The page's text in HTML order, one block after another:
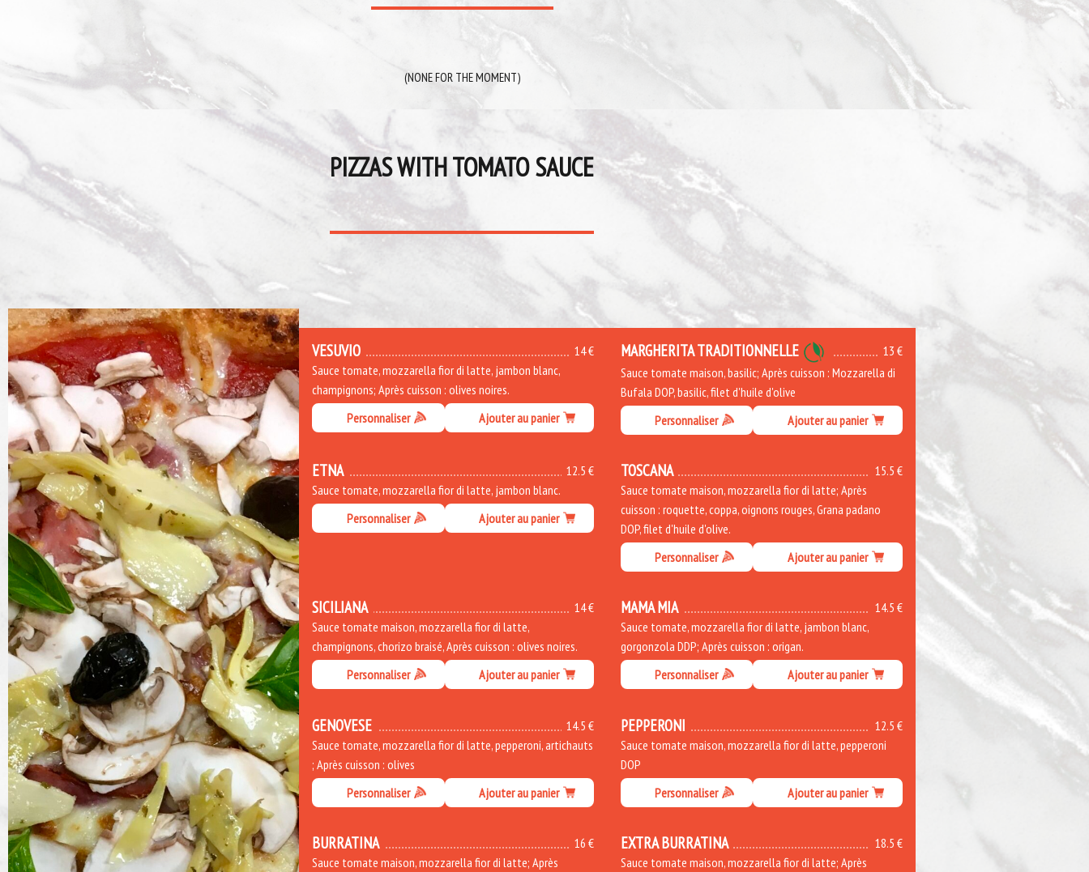
(NONE FOR THE MOMENT)
PIZZAS WITH TOMATO SAUCE
14 €
VESUVIO
Sauce tomate, mozzarella fior di latte, jambon blanc,
champignons; Après cuisson : olives noires.
Personnaliser
Ajouter au panier
13 €
MARGHERITA TRADITIONNELLE
Sauce tomate maison, basilic; Après cuisson : Mozzarella di
Bufala DOP, basilic, filet d'huile d'olive
Personnaliser
Ajouter au panier
12.5 €
ETNA
Sauce tomate, mozzarella fior di latte, jambon blanc.
Personnaliser
Ajouter au panier
15.5 €
TOSCANA
Sauce tomate maison, mozzarella fior di latte; Après
cuisson : roquette, coppa, oignons rouges, Grana padano
DOP, filet d'huile d'olive.
Personnaliser
Ajouter au panier
14 €
SICILIANA
Sauce tomate maison, mozzarella fior di latte,
champignons, chorizo braisé, Après cuisson : olives noires.
Personnaliser
Ajouter au panier
14.5 €
MAMA MIA
Sauce tomate, mozzarella fior di latte, jambon blanc,
gorgonzola DDP; Après cuisson : origan.
Personnaliser
Ajouter au panier
14.5 €
GENOVESE
Sauce tomate, mozzarella fior di latte, pepperoni, artichauts
; Après cuisson : olives
Personnaliser
Ajouter au panier
12.5 €
PEPPERONI
Sauce tomate maison, mozzarella fior di latte, pepperoni
DOP
Personnaliser
Ajouter au panier
16 €
BURRATINA
Sauce tomate maison, mozzarella fior di latte; Après
18.5 €
EXTRA BURRATINA
Sauce tomate maison, mozzarella fior di latte; Après